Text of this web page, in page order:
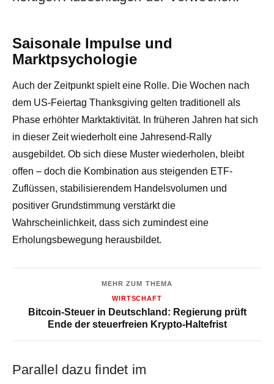
Saisonale Impulse und
Marktpsychologie
Auch der Zeitpunkt spielt eine Rolle. Die Wochen nach
dem US-Feiertag Thanksgiving gelten traditionell als
Phase erhöhter Marktaktivität. In früheren Jahren hat sich
in dieser Zeit wiederholt eine Jahresend-Rally
ausgebildet. Ob sich diese Muster wiederholen, bleibt
offen – doch die Kombination aus steigenden ETF-
Zuflüssen, stabilisierendem Handelsvolumen und
positiver Grundstimmung verstärkt die
Wahrscheinlichkeit, dass sich zumindest eine
Erholungsbewegung herausbildet.
MEHR ZUM THEMA
WIRTSCHAFT
Bitcoin-Steuer in Deutschland: Regierung prüft
Ende der steuerfreien Krypto-Haltefrist
Parallel dazu findet im